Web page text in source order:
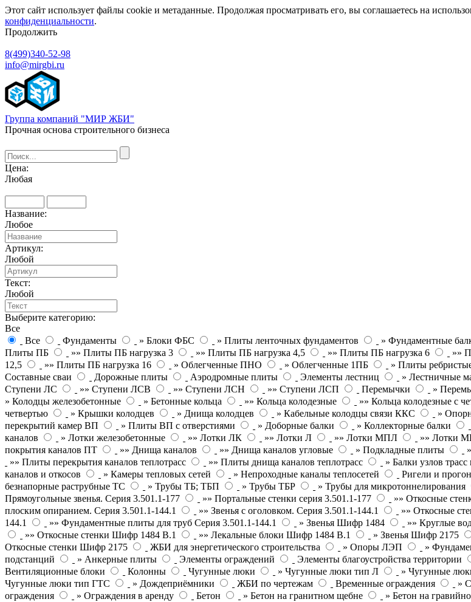
Этот сайт использует файлы cookie и метаданные. Продолжая просматривать его, вы соглашаетесь на
конфиденциальности.
Продолжить
8(499)340-52-98
info@mirgbi.ru
Группа компаний "МИР ЖБИ"
Прочная основа строительного бизнеса
Цена:
Любая
Название:
Любое
Артикул:
Любой
Текст:
Любой
Выберите категорию:
Все
Все
Фундаменты » Блоки ФБС » Плиты ленточных фундаментов » Фундаментные
Плиты ПБ
»» Плиты ПБ нагрузка 3 »» Плиты ПБ нагрузка 4,5 »» Плиты ПБ нагрузка 6 »»
12,5
»» Плиты ПБ нагрузка 16 » Облегченные ПНО » Облегченные 1ПБ » Плиты
Составные сваи
Дорожные плиты Аэродромные плиты Элементы лестниц » Лестничные
Ступени ЛС
»» Ступени ЛСВ »» Ступени ЛСН »» Ступени ЛСП Перемычки »
» Колодцы железобетонные
» Бетонные кольца »» Кольца колодезные »» Кольца колодезные с
четвертью
» Крышки колодцев » Днища колодцев » Кабельные колодцы связи ККС »
перекрытий камер ВП
» Плиты ВП с отверстиями » Доборные балки » Коллекторные балки
каналов
» Лотки железобетонные »» Лотки ЛК »» Лотки Л »» Лотки МПЛ »» Лотки
покрытия каналов ПТ
»» Днища каналов »» Днища каналов угловые » Подкладные плиты
»» Плиты перекрытия каналов теплотрасс
»» Плиты днища каналов теплотрасс » Балки узлов трасс
каналов и откосов
» Камеры тепловых сетей » Непроходные каналы теплосетей Ригели и
безнапорные раструбные ТС
» Трубы ТБ; ТБП » Трубы ТБР » Трубы для микротоннелирования
Прямоугольные звенья. Серия 3.501.1-177
»» Портальные стенки серия 3.501.1-177 »» Откосные
плоским опиранием. Серия 3.501.1-144.1
»» Звенья с оголовком. Серия 3.501.1-144.1 »» Откосные
144.1
»» Фундаментные плиты для труб Серия 3.501.1-144.1 » Звенья Шифр 1484 »» Круглые
»» Откосные стенки Шифр 1484 В.1
»» Лекальные блоки Шифр 1484 В.1 » Звенья Шифр 2175
Откосные стенки Шифр 2175
ЖБИ для энергетического строительства » Опоры ЛЭП »
подстанций
» Анкерные плиты Элементы ограждений Элементы благоустройства территории
Вентиляционные блоки
Колонны Чугунные люки » Чугунные люки тип Л » Чугунные
Чугунные люки тип ГТС
» Дождеприёмники ЖБИ по чертежам Временные ограждения »
ограждения
» Ограждения в аренду Бетон » Бетон на гранитном щебне » Бетон на